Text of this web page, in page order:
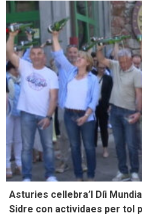
Asturies cellebra’l Díi
Sidre con actividaes per tol